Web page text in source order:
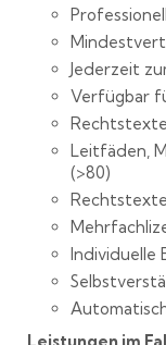
Jederzeit
Verfügbar
Leitfäden,
(>80)
Individuelle